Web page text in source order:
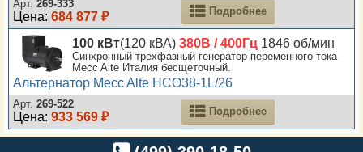
Арт. 269-333
Цена: 684 877 ₽ Подробнее
100 кВт(120 кВА) 380В / 400Гц 1846 об/мин
Синхронный трехфазный генератор переменного тока
Mecc Alte Италия бесщеточный.
Альтернатор Mecc Alte HCO38-1L/26
Арт. 269-522
Цена: 933 569 ₽ Подробнее